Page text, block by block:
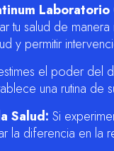
Laboratorio
tu salud de
y permitir
el poder del
una rutina
Salud: Si
la diferencia en la